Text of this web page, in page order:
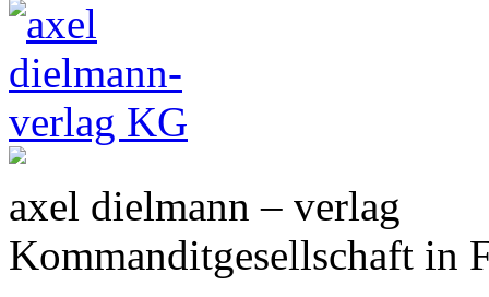
axel dielmann – verlag
Kommanditgesellschaft in